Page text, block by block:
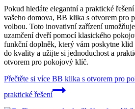
Pokud hledáte elegantní a praktické
vašeho domova, BB klika s otvorem pro
volbou. Toto inovativní zařízení umožňuje
uzamčení dveří pomocí klasického
funkční doplněk, který vám poskytne klid
do kvality a užijte si jednoduchost a
otvorem pro pokojový klíč.
Přečtěte si více BB klika s otvorem pro
praktické řešení